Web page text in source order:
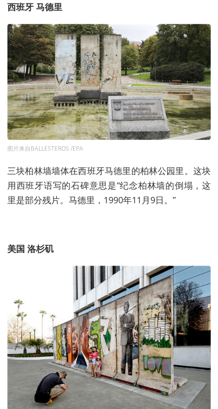
西班牙 马德里
图片来自BALLESTEROS /EPA
三块柏林墙墙体在西班牙马德里的柏林公园里。这块
用西班牙语写的石碑意思是“纪念柏林墙的倒塌，这
里是部分残片。马德里，1990年11月9日。”
美国 洛杉矶